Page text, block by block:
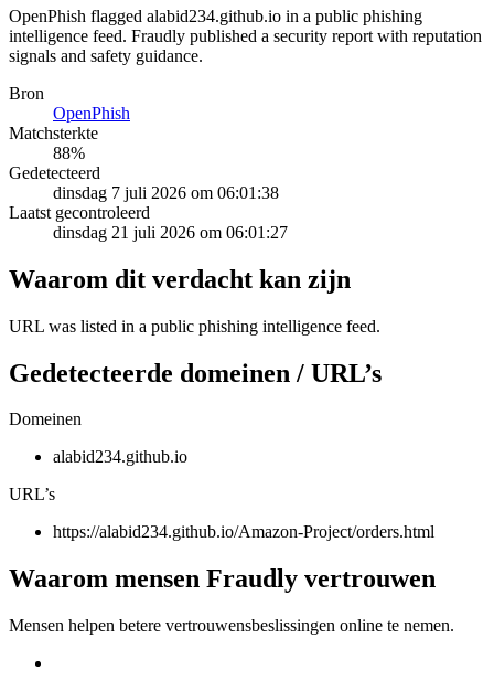
OpenPhish flagged alabid234.github.io in a public phishing
intelligence feed. Fraudly published a security report with reputation
signals and safety guidance.
Bron
OpenPhish
Matchsterkte
88%
Gedetecteerd
dinsdag 7 juli 2026 om 06:01:38
Laatst gecontroleerd
dinsdag 21 juli 2026 om 06:01:27
Waarom dit verdacht kan zijn
URL was listed in a public phishing intelligence feed.
Gedetecteerde domeinen / URL’s
Domeinen
alabid234.github.io
URL’s
https://alabid234.github.io/Amazon-Project/orders.html
Waarom mensen Fraudly vertrouwen
Mensen helpen betere vertrouwensbeslissingen online te nemen.